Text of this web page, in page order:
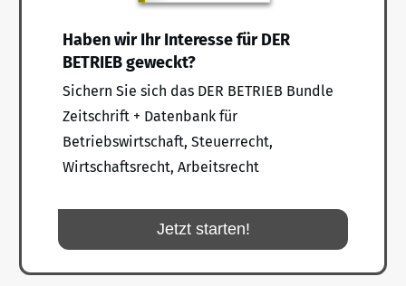
Haben wir Ihr Interesse für DER
BETRIEB geweckt?
Sichern Sie sich das DER BETRIEB Bundle
Zeitschrift + Datenbank für
Betriebswirtschaft, Steuerrecht,
Wirtschaftsrecht, Arbeitsrecht
Jetzt starten!